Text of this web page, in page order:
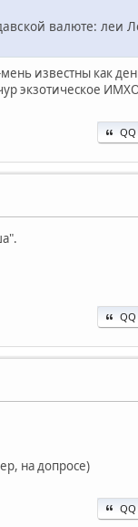
валюте: леи
известны как
экзотическое
QQ
QQ
на допросе)
QQ